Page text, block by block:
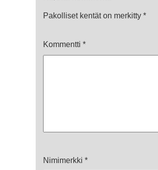
Pakolliset kentät on merkitty *
Kommentti *
Nimimerkki *